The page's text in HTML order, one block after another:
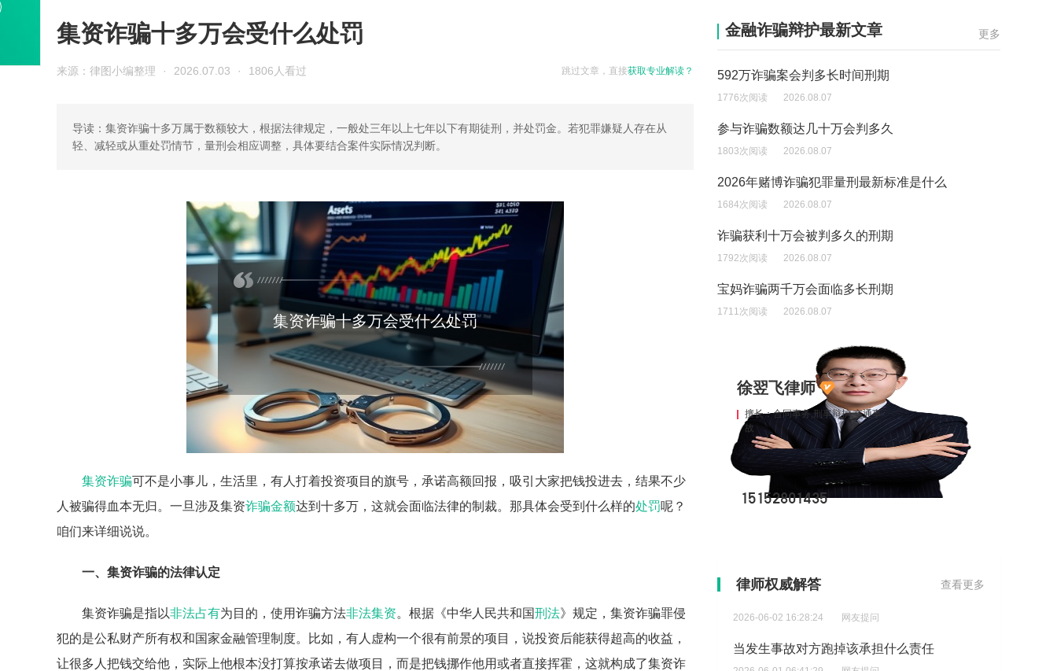
集资诈骗十多万会受什么处罚
跳过文章，直接获取专业解读？
来源：律图小编整理 · 2026.07.03 · 1806人看过
导读：集资诈骗十多万属于数额较大，根据法律规定，一般处三年以上七年以下有期徒刑，并处罚金。若犯罪嫌疑人存在从
轻、减轻或从重处罚情节，量刑会相应调整，具体要结合案件实际情况判断。
集资诈骗十多万会受什么处罚
集资诈骗可不是小事儿，生活里，有人打着投资项目的旗号，承诺高额回报，吸引大家把钱投进去，结果不少
人被骗得血本无归。一旦涉及集资诈骗金额达到十多万，这就会面临法律的制裁。那具体会受到什么样的处罚呢？
咱们来详细说说。
一、集资诈骗的法律认定
集资诈骗是指以非法占有为目的，使用诈骗方法非法集资。根据《中华人民共和国刑法》规定，集资诈骗罪侵
犯的是公私财产所有权和国家金融管理制度。比如，有人虚构一个很有前景的项目，说投资后能获得超高的收益，
让很多人把钱交给他，实际上他根本没打算按承诺去做项目，而是把钱挪作他用或者直接挥霍，这就构成了集资诈
更多
金融诈骗辩护最新文章
592万诈骗案会判多长时间刑期
1776次阅读 2026.08.07
参与诈骗数额达几十万会判多久
1803次阅读 2026.08.07
2026年赌博诈骗犯罪量刑最新标准是什么
1684次阅读 2026.08.07
诈骗获利十万会被判多久的刑期
1792次阅读 2026.08.07
宝妈诈骗两千万会面临多长刑期
1711次阅读 2026.08.07
徐翌飞律师
擅长：合同事务,刑事辩护,交通事
故
15152801435
律师权威解答 查看更多
我这工地钱没下了被工人起诉了?
网友提问